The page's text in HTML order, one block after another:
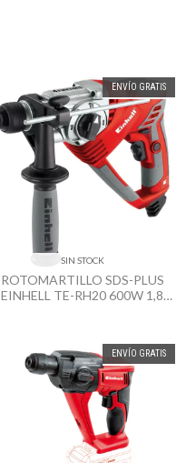
ENVÍO GRATIS
SIN STOCK
ROTOMARTILLO SDS-PLUS
EINHELL TE-RH20 600W 1,8
ENVÍO GRATIS